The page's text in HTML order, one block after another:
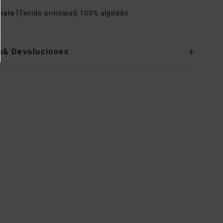
[Tecido principal] 100% algodão
Devoluciones